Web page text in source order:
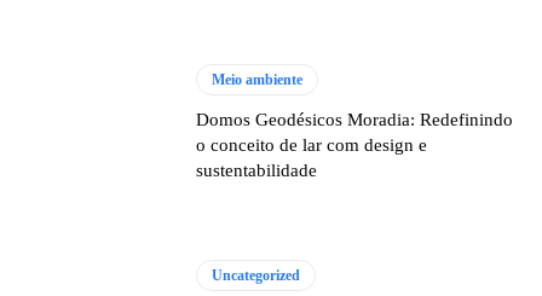
Meio ambiente
Domos Geodésicos Moradia: Redefinindo
o conceito de lar com design e
sustentabilidade
Uncategorized